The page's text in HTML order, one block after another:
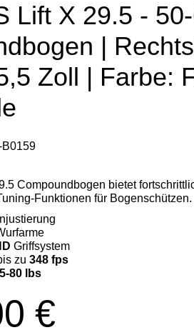
Lift X 29.5 -
|
Zoll | Farbe:
B0159
Compoundbogen bietet
Funktionen für Bogenschützen.
Griffsystem
zu 348 fps
80 lbs
€